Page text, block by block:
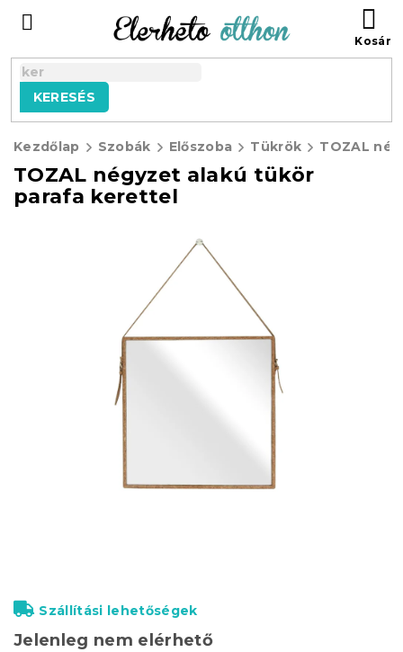
tartalomhoz
KERESÉS
Kezdőlap Szobák Előszoba Tükrök
TOZAL négyzet alakú tükör
parafa kerettel
Jelenleg nem elérhető
Szállítási lehetőségek